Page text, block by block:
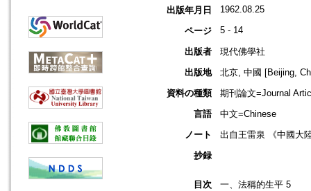
出版年月日
1962.08.25
ページ 5 - 14
出版者
現代佛學社
出版地
北京, 中國 [Beijing,
資料の種類
期刊論文=Journal
言語
中文=Chinese
ノート
出自王雷泉 《中國大
抄録
目次
一、法稱的生平 5